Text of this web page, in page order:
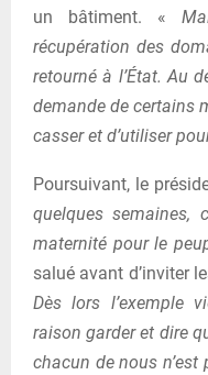
un bâtiment. «
récupération des
retourné à l’État. Au
demande de certains
casser et d’utiliser
Poursuivant, le
quelques semaines,
maternité pour le
salué avant d’inviter
Dès lors l’exemple
raison garder et dire
chacun de nous